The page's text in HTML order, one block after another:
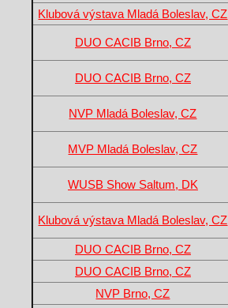
Klubová výstava Mladá Boleslav, CZ
DUO CACIB Brno, CZ
DUO CACIB Brno, CZ
NVP Mladá Boleslav, CZ
MVP Mladá Boleslav, CZ
WUSB Show Saltum, DK
Klubová výstava Mladá Boleslav, CZ
DUO CACIB Brno, CZ
DUO CACIB Brno, CZ
NVP Brno, CZ